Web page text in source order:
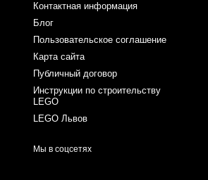
Контактная информация
Блог
Пользовательское соглашение
Карта сайта
Публичный договор
Инструкции по строительству
LEGO
LEGO Львов
Мы в соцсетях